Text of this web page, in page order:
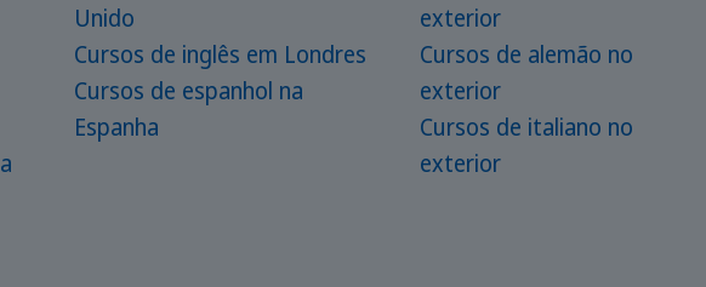
Unido
Cursos de inglês em Londres
Cursos de espanhol na
Espanha
exterior
Cursos de alemão no
exterior
Cursos de italiano no
exterior